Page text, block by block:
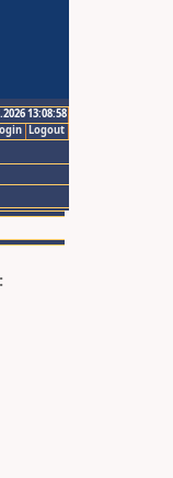
13:08:58
Logout